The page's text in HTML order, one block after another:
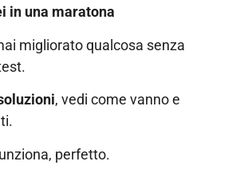
in una maratona
migliorato qualcosa senza
, vedi come vanno e
perfetto.